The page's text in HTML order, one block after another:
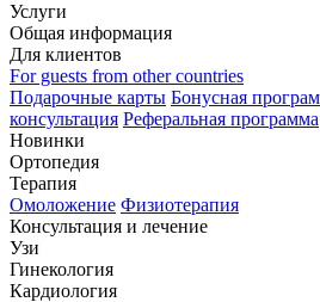
Услуги
Общая информация
Для клиентов
For guests from other countries
Подарочные карты Бонусная
консультация Реферальная программа
Новинки
Ортопедия
Терапия
Омоложение Физиотерапия
Консультация и лечение
Узи
Гинекология
Кардиология